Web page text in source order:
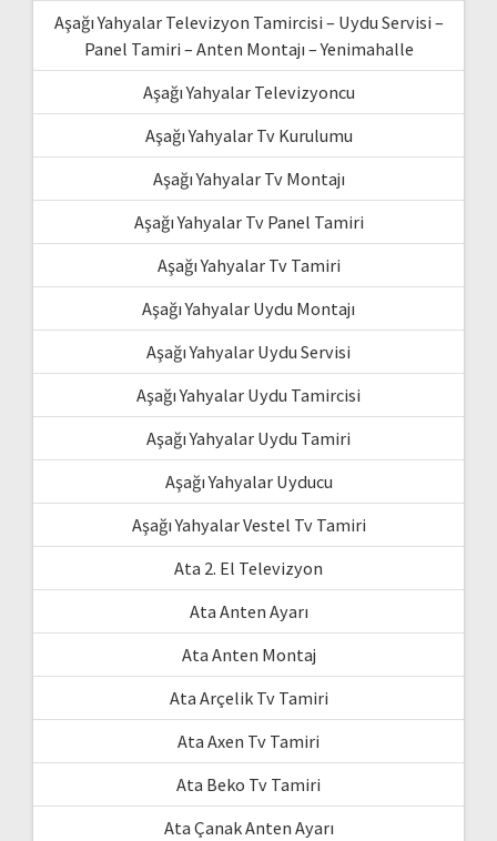
Aşağı Yahyalar Televizyon Tamircisi – Uydu Servisi –
Panel Tamiri – Anten Montajı – Yenimahalle
Aşağı Yahyalar Televizyoncu
Aşağı Yahyalar Tv Kurulumu
Aşağı Yahyalar Tv Montajı
Aşağı Yahyalar Tv Panel Tamiri
Aşağı Yahyalar Tv Tamiri
Aşağı Yahyalar Uydu Montajı
Aşağı Yahyalar Uydu Servisi
Aşağı Yahyalar Uydu Tamircisi
Aşağı Yahyalar Uydu Tamiri
Aşağı Yahyalar Uyducu
Aşağı Yahyalar Vestel Tv Tamiri
Ata 2. El Televizyon
Ata Anten Ayarı
Ata Anten Montaj
Ata Arçelik Tv Tamiri
Ata Axen Tv Tamiri
Ata Beko Tv Tamiri
Ata Çanak Anten Ayarı